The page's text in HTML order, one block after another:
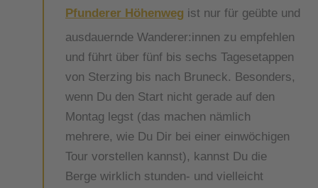
Pfunderer Höhenweg ist nur für geübte und
ausdauernde Wanderer:innen zu empfehlen
und führt über fünf bis sechs Tagesetappen
von Sterzing bis nach Bruneck. Besonders,
wenn Du den Start nicht gerade auf den
Montag legst (das machen nämlich
mehrere, wie Du Dir bei einer einwöchigen
Tour vorstellen kannst), kannst Du die
Berge wirklich stunden- und vielleicht